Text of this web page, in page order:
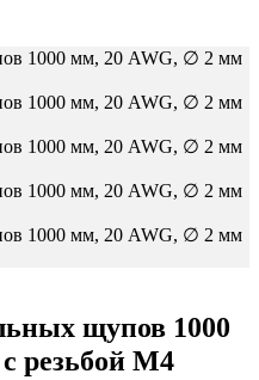
щупов 1000
резьбой М4